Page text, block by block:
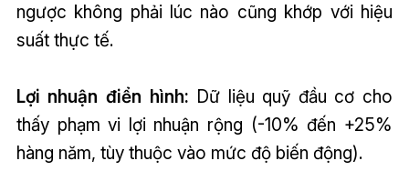
ngược không phải lúc nào cũng khớp với hiệu
suất thực tế.
Lợi nhuận điển hình: Dữ liệu quỹ đầu cơ cho
thấy phạm vi lợi nhuận rộng (-10% đến +25%
hàng năm, tùy thuộc vào mức độ biến động).